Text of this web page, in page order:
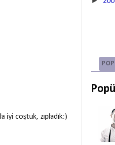
iyi coştuk, zıpladık:)